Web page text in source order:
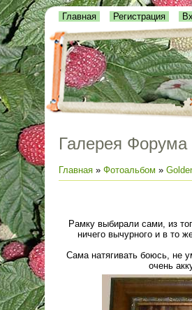
Главная Регистрация
Галерея Форума
Главная » Фотоальбом »
Рамку выбирали сами, из
ничего вычурного и в то
Сама натягивать боюсь, не
очень